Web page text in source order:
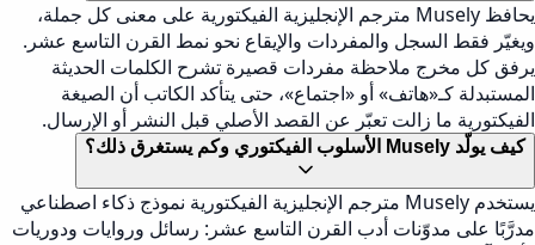
يحافظ Musely مترجم الإنجليزية الفيكتورية على معنى كل جملة،
ويغيّر فقط السجل والمفردات والإيقاع نحو نمط القرن التاسع عشر.
يرفق كل مخرج ملاحظة مفردات قصيرة تشرح الكلمات الحديثة
المستبدلة كـ«هاتف» أو «اجتماع»، حتى يتأكد الكاتب أن الصيغة
الفيكتورية ما زالت تعبّر عن القصد الأصلي قبل النشر أو الإرسال.
كيف يولّد Musely الأسلوب الفيكتوري وكم يستغرق ذلك؟
يستخدم Musely مترجم الإنجليزية الفيكتورية نموذج ذكاء اصطناعي
مدرَّبًا على مدوّنات أدب القرن التاسع عشر: رسائل وروايات ودوريات